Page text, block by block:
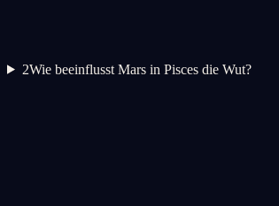
2Wie beeinflusst Mars in Pisces die Wut?